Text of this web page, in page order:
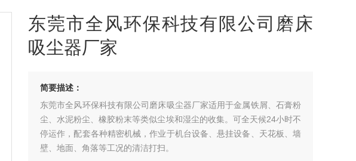
东莞市全风环保科技有限公司磨床
吸尘器厂家
简要描述：
东莞市全风环保科技有限公司磨床吸尘器厂家适用于金属铁屑、石膏粉
尘、水泥粉尘、橡胶粉末等类似尘埃和湿尘的收集。可全天候24小时不
停运作，配套各种精密机械，作业于机台设备、悬挂设备、天花板、墙
壁、地面、角落等工况的清洁打扫。